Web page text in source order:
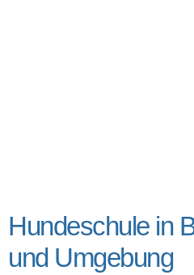
Hundeschule in
und Umgebung